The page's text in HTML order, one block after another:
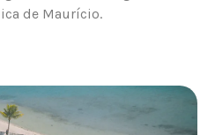
de Maurício.